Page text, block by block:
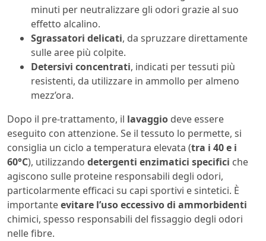
minuti per neutralizzare gli odori grazie al suo
effetto alcalino.
Sgrassatori delicati, da spruzzare direttamente
sulle aree più colpite.
Detersivi concentrati, indicati per tessuti più
resistenti, da utilizzare in ammollo per almeno
mezz’ora.
Dopo il pre-trattamento, il lavaggio deve essere
eseguito con attenzione. Se il tessuto lo permette, si
consiglia un ciclo a temperatura elevata (tra i 40 e i
60°C), utilizzando detergenti enzimatici specifici che
agiscono sulle proteine responsabili degli odori,
particolarmente efficaci su capi sportivi e sintetici. È
importanteevitare l’uso eccessivo di ammorbidenti
chimici, spesso responsabili del fissaggio degli odori
nelle fibre.